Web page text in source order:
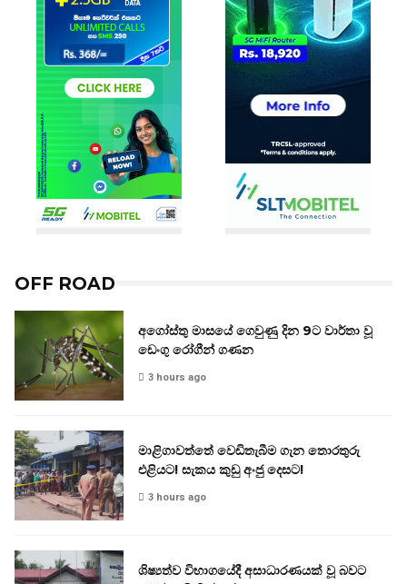
OFF ROAD
අගෝස්තු මාසයේ ගෙවුණු දින 9ට වාර්තා වූ
ඩෙංගු රෝගීන් ගණන
3 hours ago
මාළිගාවත්තේ වෙඩිතැබීම ගැන තොරතුරු
එළියට! සැකය කුඩු අංජු දෙසට!
3 hours ago
ශිෂ්‍යත්ව විභාගයේදී අසාධාරණයක් වූ බවට